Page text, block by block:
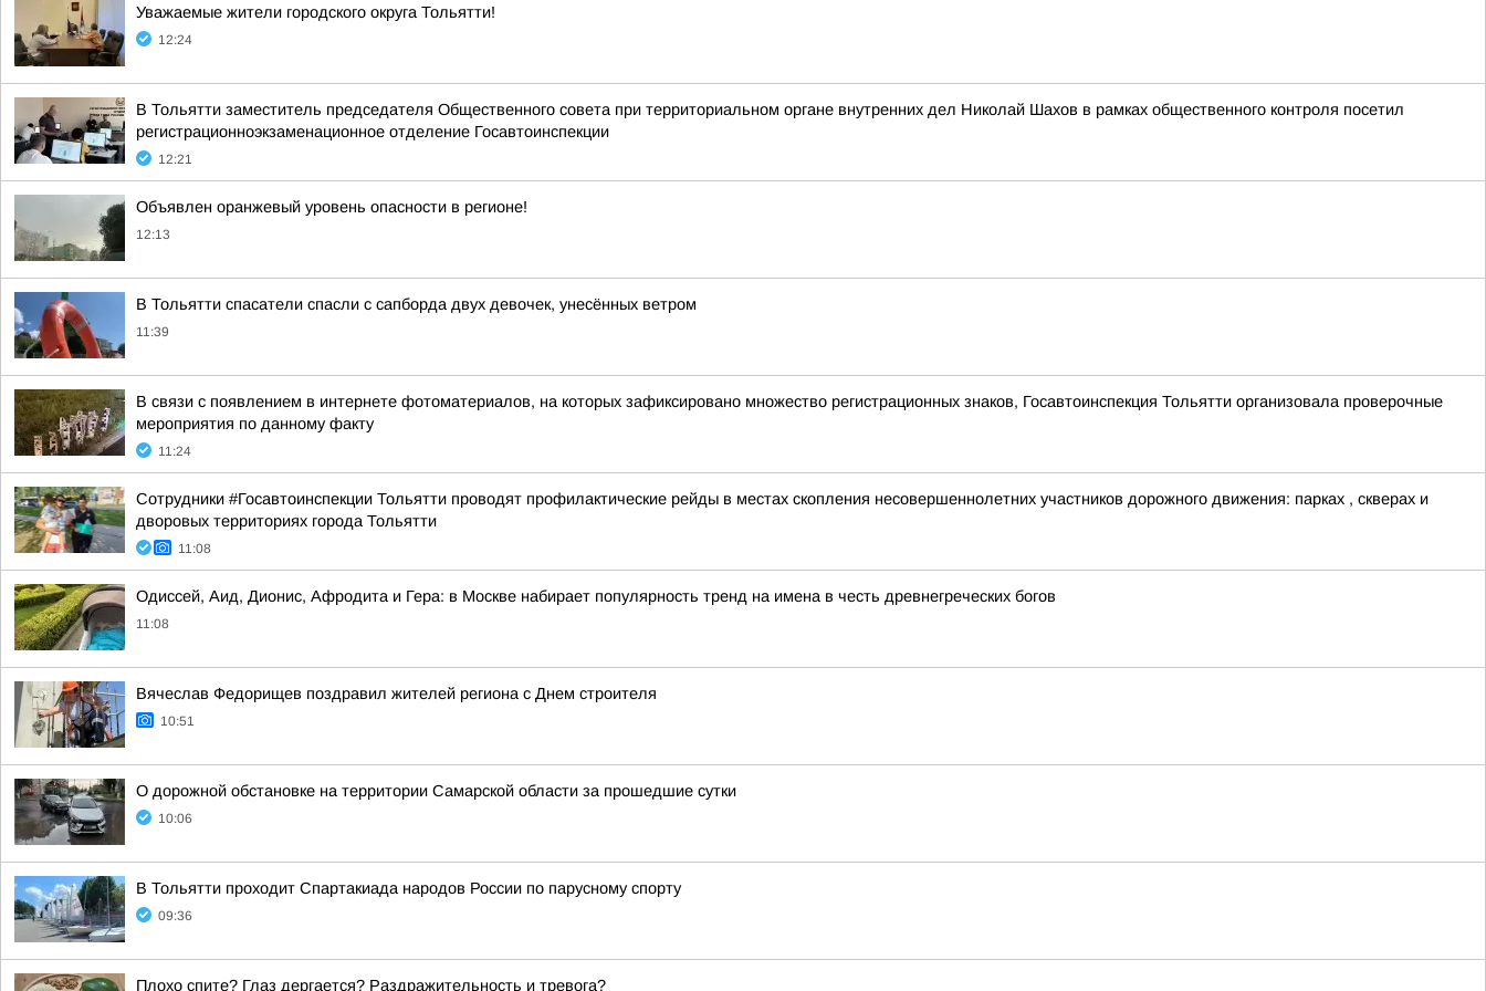
Уважаемые жители городского округа Тольятти!
12:24
В Тольятти заместитель председателя Общественного совета при территориальном органе внутренних дел Николай Шахов в рамках общественного контроля посетил
регистрационноэкзаменационное отделение Госавтоинспекции
12:21
Объявлен оранжевый уровень опасности в регионе!
12:13
В Тольятти спасатели спасли с сапборда двух девочек, унесённых ветром
11:39
В связи с появлением в интернете фотоматериалов, на которых зафиксировано множество регистрационных знаков, Госавтоинспекция Тольятти организовала проверочные
мероприятия по данному факту
11:24
Сотрудники #Госавтоинспекции Тольятти проводят профилактические рейды в местах скопления несовершеннолетних участников дорожного движения: парках , скверах и
дворовых территориях города Тольятти
11:08
Одиссей, Аид, Дионис, Афродита и Гера: в Москве набирает популярность тренд на имена в честь древнегреческих богов
11:08
Вячеслав Федорищев поздравил жителей региона с Днем строителя
10:51
О дорожной обстановке на территории Самарской области за прошедшие сутки
10:06
В Тольятти проходит Спартакиада народов России по парусному спорту
09:36
Плохо спите? Глаз дергается? Раздражительность и тревога?